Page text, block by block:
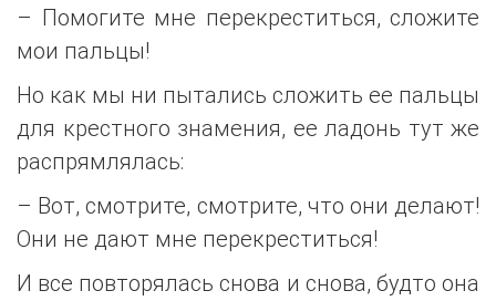
– Помогите мне перекреститься, сложите
мои пальцы!
Но как мы ни пытались сложить ее пальцы
для крестного знамения, ее ладонь тут же
распрямлялась:
– Вот, смотрите, смотрите, что они делают!
Они не дают мне перекреститься!
И все повторялась снова и снова, будто она